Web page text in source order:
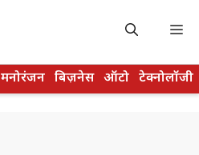
मनोरंजन बिज़नेस ऑटो टेक्नोलॉजी